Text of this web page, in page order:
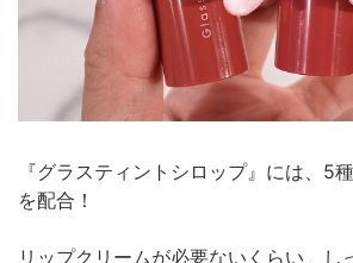
『グラスティントシロップ』には、5
を配合！
リップクリームが必要ないくらい、し